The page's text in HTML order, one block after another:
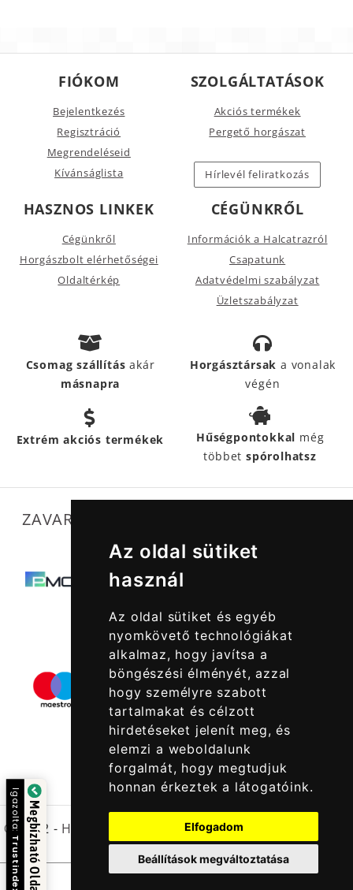
Az oldal sütiket
használ
Az oldal sütiket és egyéb
nyomkövető technológiákat
alkalmaz, hogy javítsa a
böngészési élményét, azzal
hogy személyre szabott
tartalmakat és célzott
hirdetéseket jelenít meg, és
elemzi a weboldalunk
forgalmát, hogy megtudjuk
honnan érkeztek a látogatóink.
Elfogadom
Beállítások megváltoztatása
FIÓKOM
Bejelentkezés
Regisztráció
Megrendeléseid
Kívánságlista
SZOLGÁLTATÁSOK
Akciós termékek
Pergető horgászat
Hírlevél feliratkozás
HASZNOS LINKEK
Cégünkről
Horgászbolt elérhetőségei
Oldaltérkép
CÉGÜNKRŐL
Információk a Halcatrazról
Csapatunk
Adatvédelmi szabályzat
Üzletszabályzat
Csomag szállításakár
másnapra
Horgásztársak a vonalak
végén
Extrém akciós termékek Hűségpontokkal még
többetspórolhatsz
ZAVARTALAN MŰKÖDÉSÜNKET SEGÍTIK
© 2022 - Halcatraz Kft.
Megbízható Oldal
Igazolta:
Trustindex